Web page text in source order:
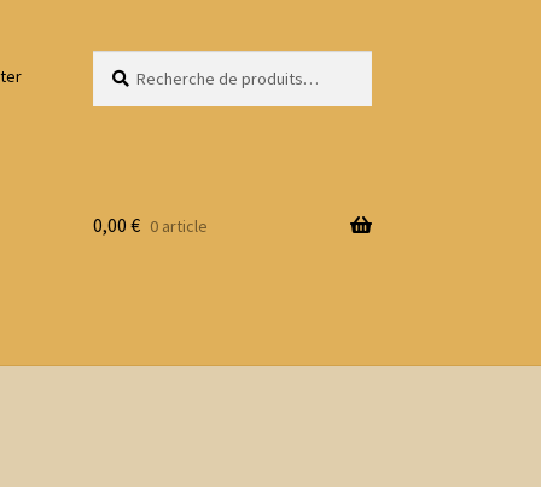
pour :
0,00 € 0 article